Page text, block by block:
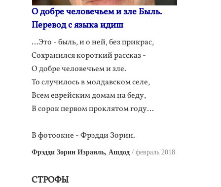
О добре человечьем и зле Быль.
Перевод с языка идиш
…Это - быль, и о ней, без прикрас,
Сохранился короткий рассказ -
О добре человечьем и зле.
То случилось в молдавском селе,
Всем еврейским домам на беду,
В сорок первом проклятом году…
В фотоокне - Фрэдди Зорин.
Фрэдди Зорин Израиль, Ашдод февраль 2018
СТРОФЫ